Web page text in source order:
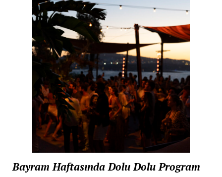
Bayram Haftasında Dolu Dolu Program